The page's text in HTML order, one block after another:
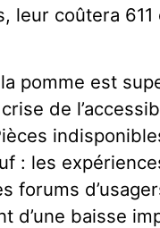
leur coûtera
pomme est
de
: les
forums
d’une baisse